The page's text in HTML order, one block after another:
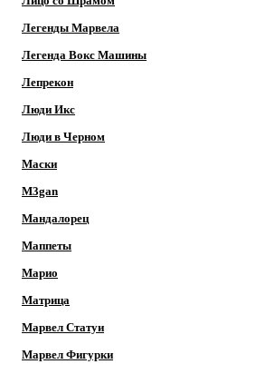
Легенды Марвела
Легенда Вокс Машины
Лепрекон
Люди Икс
Люди в Черном
Маски
M3gan
Мандалорец
Маппеты
Марио
Матрица
Марвел Статуи
Марвел Фигурки